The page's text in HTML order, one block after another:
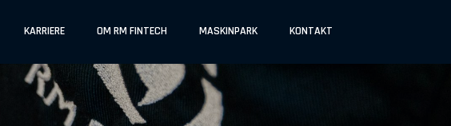
KARRIERE OM RM FINTECH MASKINPARK KONTAKT